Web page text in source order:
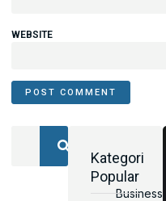
WEBSITE
Kategori
Popular
Business